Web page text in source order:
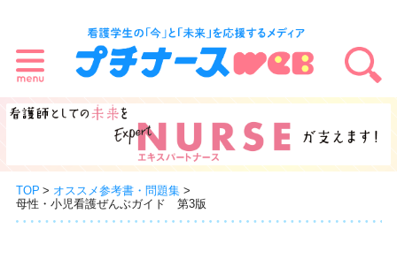
TOP
オススメ参考書・問題集
母性・小児看護ぜんぶガイド 第3版